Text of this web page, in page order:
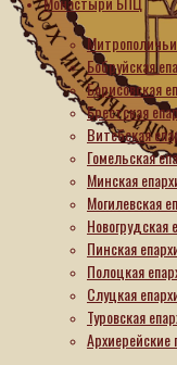
Бобруйская
Борисовская
Брестская
Витебская
Гомельская
Минская
Могилевская
Новогрудская
Пинская
Полоцкая
Слуцкая
Туровская